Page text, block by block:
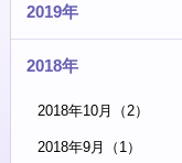
2019年
2018年
2018年10月（2）
2018年9月（1）